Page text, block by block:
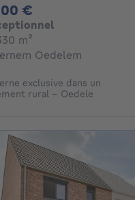
€
m²
Oedelem
exclusive dans un
rural - Oedele